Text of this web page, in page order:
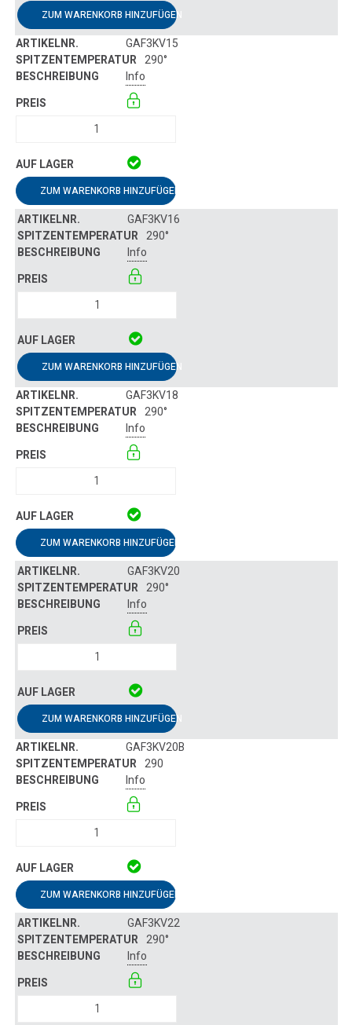
ZUM WARENKORB HINZUFÜGEN
GAF3KV15
290°
Info
ZUM WARENKORB HINZUFÜGEN
GAF3KV16
290°
Info
ZUM WARENKORB HINZUFÜGEN
GAF3KV18
290°
Info
ZUM WARENKORB HINZUFÜGEN
GAF3KV20
290°
Info
ZUM WARENKORB HINZUFÜGEN
GAF3KV20B
290
Info
ZUM WARENKORB HINZUFÜGEN
GAF3KV22
290°
Info